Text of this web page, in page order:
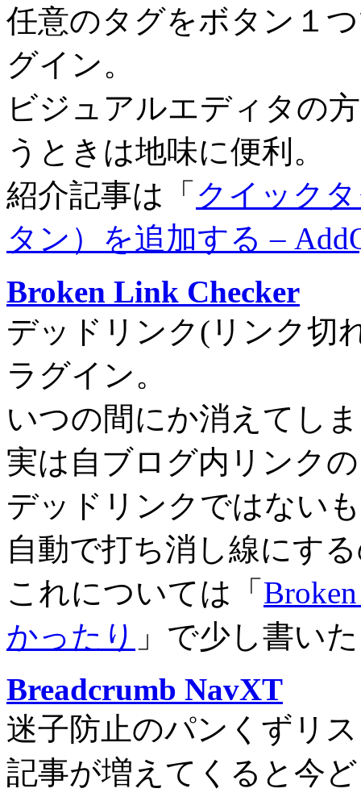
任意のタグをボタン１
グイン。
ビジュアルエディタの
うときは地味に便利。
紹介記事は「 クイック
タン）を追加する –
Broken Link Checker
デッドリンク(リンク切
ラグイン。
いつの間にか消えてし
実は自ブログ内リンク
デッドリンクではない
自動で打ち消し線にす
これについては「
かったり 」で少し書い
Breadcrumb NavXT
迷子防止のパンくずリ
記事が増えてくると今